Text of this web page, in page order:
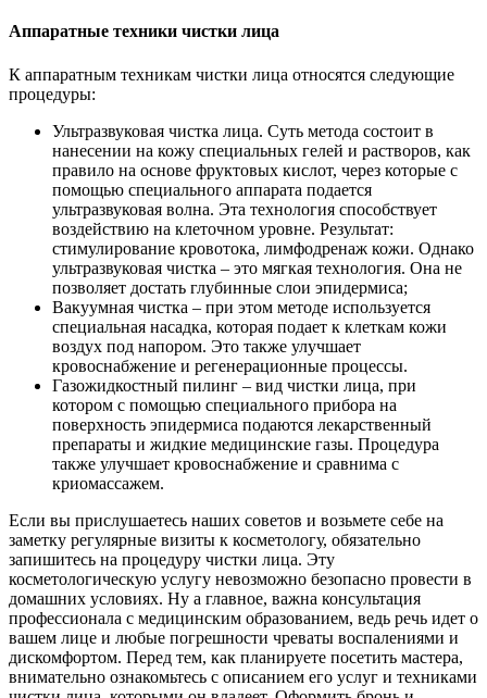
Аппаратные техники чистки лица
К аппаратным техникам чистки лица относятся следующие
процедуры:
Ультразвуковая чистка лица. Суть метода состоит в
нанесении на кожу специальных гелей и растворов, как
правило на основе фруктовых кислот, через которые с
помощью специального аппарата подается
ультразвуковая волна. Эта технология способствует
воздействию на клеточном уровне. Результат:
стимулирование кровотока, лимфодренаж кожи. Однако
ультразвуковая чистка – это мягкая технология. Она не
позволяет достать глубинные слои эпидермиса;
Вакуумная чистка – при этом методе используется
специальная насадка, которая подает к клеткам кожи
воздух под напором. Это также улучшает
кровоснабжение и регенерационные процессы.
Газожидкостный пилинг – вид чистки лица, при
котором с помощью специального прибора на
поверхность эпидермиса подаются лекарственный
препараты и жидкие медицинские газы. Процедура
также улучшает кровоснабжение и сравнима с
криомассажем.
Если вы прислушаетесь наших советов и возьмете себе на
заметку регулярные визиты к косметологу, обязательно
запишитесь на процедуру чистки лица. Эту
косметологическую услугу невозможно безопасно провести в
домашних условиях. Ну а главное, важна консультация
профессионала с медицинским образованием, ведь речь идет о
вашем лице и любые погрешности чреваты воспалениями и
дискомфортом. Перед тем, как планируете посетить мастера,
внимательно ознакомьтесь с описанием его услуг и техниками